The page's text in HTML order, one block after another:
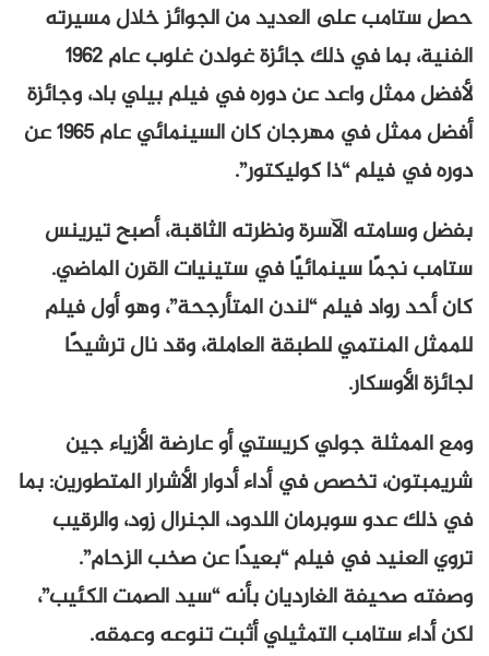
حصل ستامب على العديد من الجوائز خلال مسيرته
الفنية، بما في ذلك جائزة غولدن غلوب عام 1962
لأفضل ممثل واعد عن دوره في فيلم بيلي باد، وجائزة
أفضل ممثل في مهرجان كان السينمائي عام 1965 عن
دوره في فيلم “ذا كوليكتور”.
بفضل وسامته الآسرة ونظرته الثاقبة، أصبح تيرينس
ستامب نجمًا سينمائيًا في ستينيات القرن الماضي.
كان أحد رواد فيلم “لندن المتأرجحة”، وهو أول فيلم
للممثل المنتمي للطبقة العاملة، وقد نال ترشيحًا
لجائزة الأوسكار.
ومع الممثلة جولي كريستي أو عارضة الأزياء جين
شريمبتون، تخصص في أداء أدوار الأشرار المتطورين: بما
في ذلك عدو سوبرمان اللدود، الجنرال زود، والرقيب
تروي العنيد في فيلم “بعيدًا عن صخب الزحام”.
وصفته صحيفة الغارديان بأنه “سيد الصمت الكئيب”،
لكن أداء ستامب التمثيلي أثبت تنوعه وعمقه.